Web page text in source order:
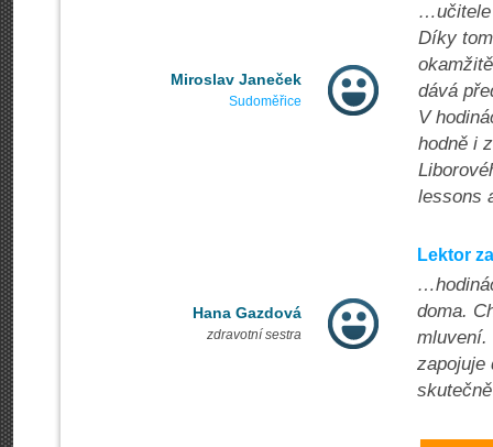
Miroslav Janeček
Sudoměřice
…učitele
Díky
dává
V
hodně i
lessons
Hana Gazdová
zdravotní sestra
Lektor
doma.
mluvení.
zapojuje